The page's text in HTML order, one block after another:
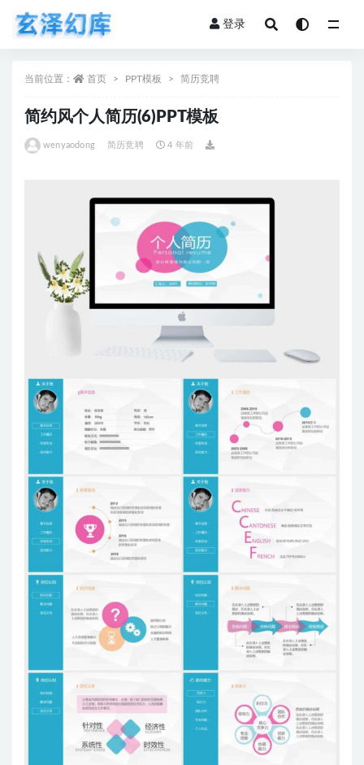
登录
当前位置： 首页 PPT模板 简历竞聘
简约风个人简历(6)PPT模板
wenyaodong 简历竞聘 4 年前